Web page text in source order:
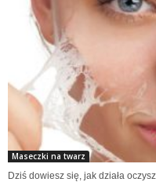
Maseczki na twarz
Dziś dowiesz się, jak działa